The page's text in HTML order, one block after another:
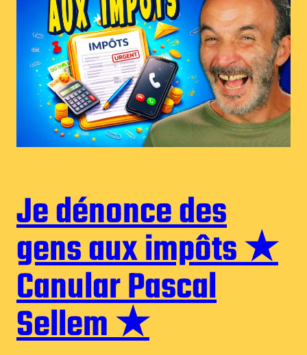
Je dénonce des
gens aux impôts ★
Canular Pascal
Sellem ★